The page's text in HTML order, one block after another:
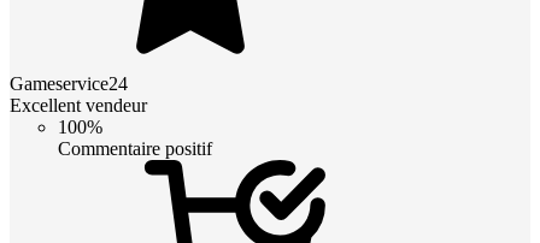
Gameservice24
Excellent vendeur
100%
Commentaire positif